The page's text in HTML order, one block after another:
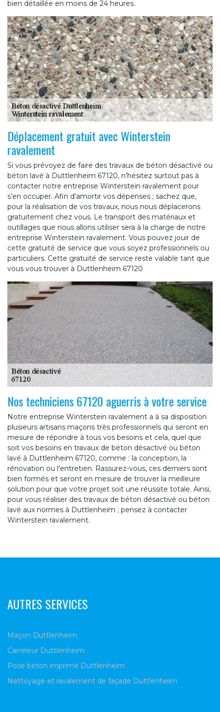
bien détaillée en moins de 24 heures.
Déplacement gratuit avec Winterstein
ravalement
Si vous prévoyez de faire des travaux de béton désactivé ou
béton lavé à Duttlenheim 67120, n’hésitez surtout pas à
contacter notre entreprise Winterstein ravalement pour
s’en occuper. Afin d’amortir vos dépenses ; sachez que,
pour la réalisation de vos travaux, nous nous déplacerons
gratuitement chez vous. Le transport des matériaux et
outillages que nous allons utiliser sera à la charge de notre
entreprise Winterstein ravalement. Vous pouvez jouir de
cette gratuité de service que vous soyez professionnels ou
particuliers. Cette gratuité de service reste valable tant que
vous vous trouver à Duttlenheim 67120
Nos techniciens 67120 aguerris à votre service
Notre entreprise Winterstein ravalement a à sa disposition
plusieurs artisans maçons très professionnels qui seront en
mesure de répondre à tous vos besoins et cela, quel que
soit vos besoins en travaux de béton désactivé ou béton
lavé à Duttlenheim 67120, comme : la conception, la
rénovation ou l’entretien. Rassurez-vous, ces derniers sont
bien formés et seront en mesure de trouver la meilleure
solution pour que votre projet soit une réussite totale. Ainsi,
pour vous réaliser des travaux de béton désactivé ou béton
lavé aux normes à Duttlenheim ; pensez à contacter
Winterstein ravalement.
AUTRES SERVICES
Maçon Duttlenheim
Carreleur Duttlenheim
Pose béton imprimé Duttlenheim
Nettoyage et ravalement de façade Duttlenheim